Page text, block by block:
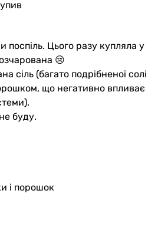
поспіль. Цього разу купляла у
😢
сіль (багато подрібненої солі
що негативно впливає
буду.
і порошок